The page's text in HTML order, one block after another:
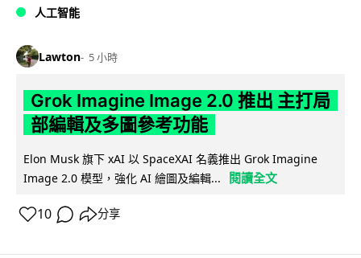
人工智能
Lawton 5 小時
Grok Imagine Image 2.0 推出 主打局
部編輯及多圖參考功能
Elon Musk 旗下 xAI 以 SpaceXAI 名義推出 Grok Imagine
Image 2.0 模型，強化 AI 繪圖及編輯...
閱讀全文
10 分享